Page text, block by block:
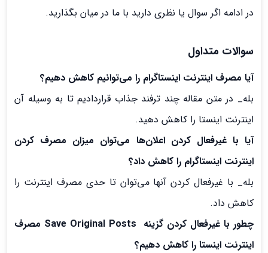
در ادامه اگر سوال یا نظری دارید با ما در میان بگذارید.
سوالات متداول
آیا مصرف اینترنت اینستاگرام را می‌توانیم کاهش دهیم؟
بله_ در متن مقاله چند ترفند جذاب قراردادیم تا به وسیله آن
اینترنت اینستا را کاهش دهید.
آیا با غیرفعال کردن اعلان‌ها می‌توان میزان مصرف کردن
اینترنت اینستاگرام را کاهش داد؟
بله_ با غیرفعال کردن آنها می‌توان تا حدی مصرف اینترنت را
کاهش داد.
چطور با غیرفعال کردن گزینه Save Original Posts مصرف
اینترنت اینستا را کاهش دهیم؟